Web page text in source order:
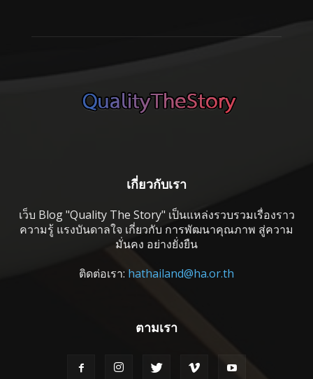
เกี่ยวกับเรา
เว็บ Blog "Quality The Story" เป็นแหล่งรวบรวมเรื่องราว
ความรู้ แรงบันดาลใจ เกี่ยวกับ การพัฒนาคุณภาพ สู่ความ
มั่นคง อย่างยั่งยืน
ติดต่อเรา: hathailand@ha.or.th
ตามเรา